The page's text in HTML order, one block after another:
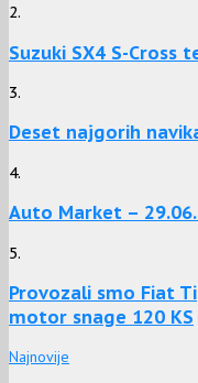
2.
Suzuki SX4 S-Cross
3.
Deset najgorih
4.
Auto Market –
5.
Provozali smo Fiat
motor snage 120 KS
Najnovije